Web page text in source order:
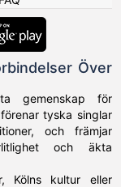
Över
gemenskap för
tyska singlar
och främjar
och äkta
Kölns kultur eller